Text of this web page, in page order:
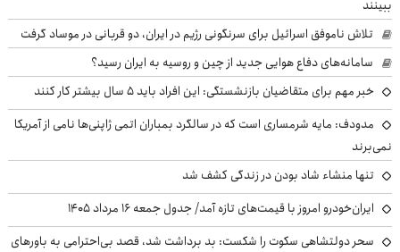
ببینند
تلاش ناموفق اسرائیل برای سرنگونی رژیم در ایران، دو قربانی در موساد گرفت
سامانه‌های دفاع هوایی جدید از چین و روسیه به ایران رسید؟
خبر مهم برای متقاضیان بازنشستگی: این افراد باید ۵ سال بیشتر کار کنند
مدودف: مایه شرمساری است که در سالگرد بمباران اتمی ژاپنی‌ها نامی از آمریکا
نمی‌برند
تنها منشاء شاد بودن در زندگی کشف شد
ایران‌خودرو امروز با قیمت‌های تازه آمد/ جدول جمعه ۱۶ مرداد ۱۴۰۵
سحر دولتشاهی سکوت را شکست: بد برداشت شد، قصد بی‌احترامی به باورهای